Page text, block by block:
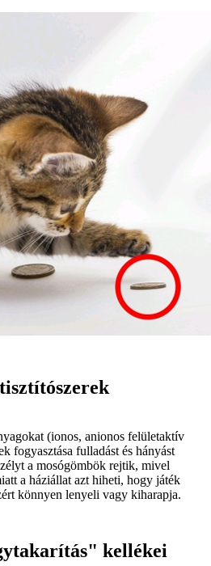
(ionos, anionos felületaktív
fogyasztása fulladást és hányást
a mosógömbök rejtik, mivel
a háziállat azt hiheti, hogy játék
könnyen lenyeli vagy kiharapja.
kellékei